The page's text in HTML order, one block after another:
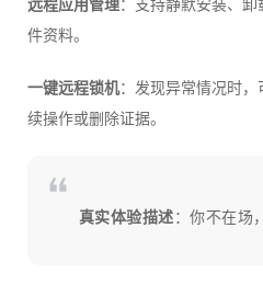
远程应用管理：支持静默安装、
件资料。
一键远程锁机：发现异常情况时
续操作或删除证据。
真实体验描述：你不在场